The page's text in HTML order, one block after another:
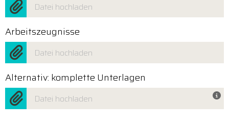
Datei hochladen
Arbeitszeugnisse
Datei hochladen
Alternativ: komplette Unterlagen
Datei hochladen